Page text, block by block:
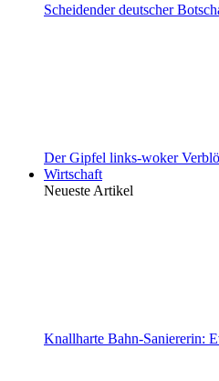
Scheidender deutscher
Der Gipfel links-woker
Wirtschaft
Neueste Artikel
Knallharte Bahn-Saniererin: